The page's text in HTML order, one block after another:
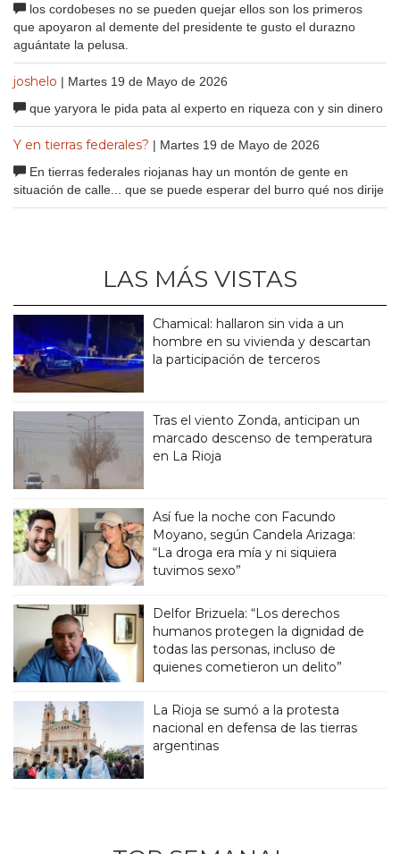
los cordobeses no se pueden quejar ellos son los primeros
que apoyaron al demente del presidente te gusto el durazno
aguántate la pelusa.
joshelo | Martes 19 de Mayo de 2026
que yaryora le pida pata al experto en riqueza con y sin dinero
Y en tierras federales? | Martes 19 de Mayo de 2026
En tierras federales riojanas hay un montón de gente en
situación de calle... que se puede esperar del burro qué nos dirije
LAS MÁS VISTAS
Chamical: hallaron sin vida a un
hombre en su vivienda y descartan
la participación de terceros
Tras el viento Zonda, anticipan un
marcado descenso de temperatura
en La Rioja
Así fue la noche con Facundo
Moyano, según Candela Arizaga:
“La droga era mía y ni siquiera
tuvimos sexo”
Delfor Brizuela: “Los derechos
humanos protegen la dignidad de
todas las personas, incluso de
quienes cometieron un delito”
La Rioja se sumó a la protesta
nacional en defensa de las tierras
argentinas